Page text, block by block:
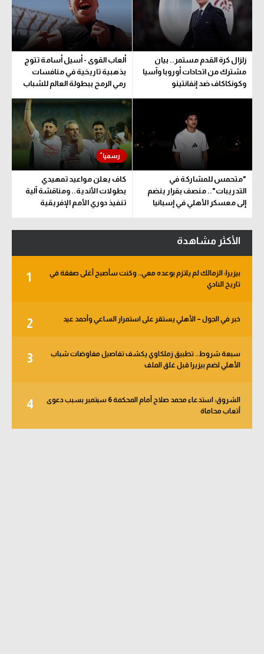
زلزال كرة القدم مستمر.. بيان
مشترك من اتحادات أوروبا وآسيا
وكونكاكاف ضد إنفانتينو
ألعاب القوى - أسيل أسامة تتوج
بذهبية تاريخية في منافسات
رمي الرمح ببطولة العالم للشباب
"متحمس للمشاركة في
التدريبات".. منصف بقرار ينضم
إلى معسكر الأهلي في إسبانيا
كاف يعلن مواعيد تمهيدي
بطولات الأندية.. ومناقشة آلية
تنفيذ دوري الأمم الإفريقية
الأكثر مشاهدة
1
بيزيرا: الزمالك لم يلتزم بوعده معي.. وكنت سأصبح أغلى صفقة في
تاريخ النادي
2 خبر في الجول – الأهلي يستقر على استمرار الساعي وأحمد عيد
3
سبعة شروط.. تطبيق زملكاوي يكشف تفاصيل مفاوضات شباب
الأهلي لضم بيزيرا قبل غلق الملف
4
الشروق: استدعاء محمد صلاح أمام المحكمة 6 سبتمبر بسبب دعوى
أتعاب محاماة